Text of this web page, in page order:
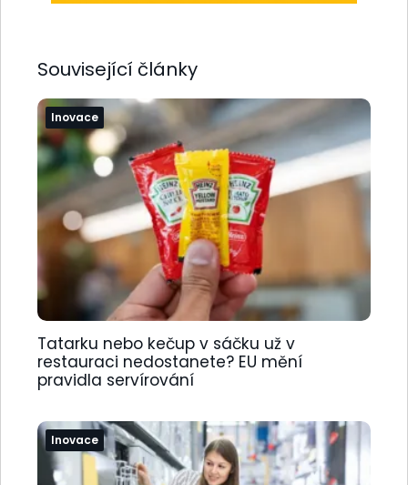
Související články
Inovace
Tatarku nebo kečup v sáčku už v
restauraci nedostanete? EU mění
pravidla servírování
Inovace